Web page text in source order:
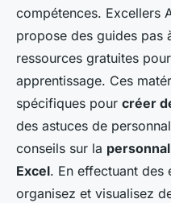
compétences. Excellers
propose des guides pas
ressources gratuites
apprentissage. Ces
spécifiques pour créer
des astuces de
conseils sur la
Excel. En effectuant des
organisez et visualisez